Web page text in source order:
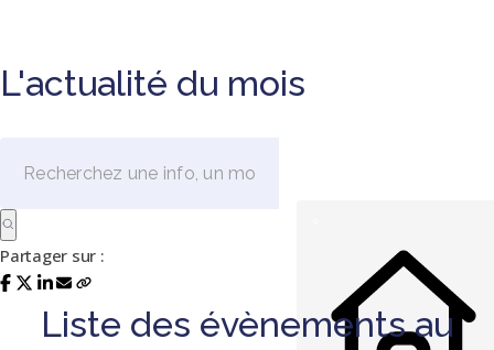
L'actualité du mois
Partager sur :
Liste des évènements au